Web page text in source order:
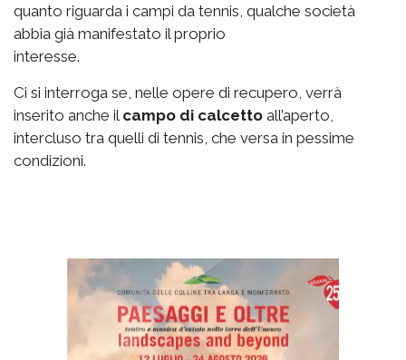
quanto riguarda i campi da tennis, qualche società
abbia già manifestato il proprio
interesse.
Ci si interroga se, nelle opere di recupero, verrà
inserito anche il campo di calcetto all’aperto,
intercluso tra quelli di tennis, che versa in pessime
condizioni.